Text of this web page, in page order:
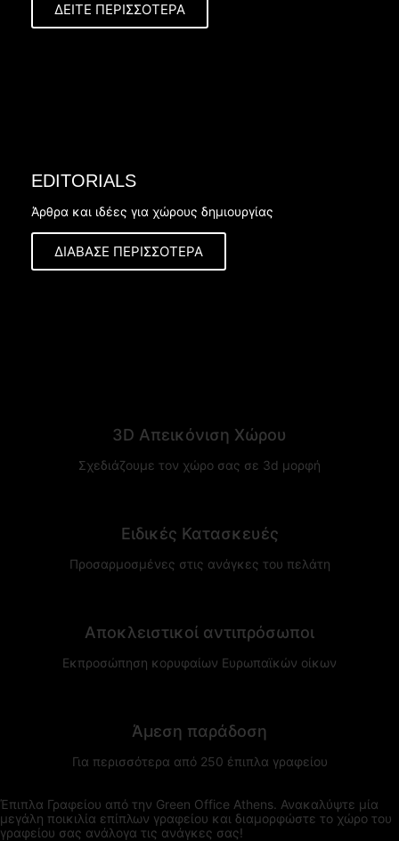
ΔΕΙΤΕ ΠΕΡΙΣΣΟΤΕΡΑ
EDITORIALS
Άρθρα και ιδέες για χώρους δημιουργίας
ΔΙΑΒΑΣΕ ΠΕΡΙΣΣΟΤΕΡΑ
3D Απεικόνιση Χώρου
Σχεδιάζουμε τον χώρο σας σε 3d μορφή
Ειδικές Κατασκευές
Προσαρμοσμένες στις ανάγκες του πελάτη
Αποκλειστικοί αντιπρόσωποι
Εκπροσώπηση κορυφαίων Ευρωπαϊκών οίκων
Άμεση παράδοση
Για περισσότερα από 250 έπιπλα γραφείου
Έπιπλα Γραφείου από την Green Office Athens. Ανακαλύψτε μία
μεγάλη ποικιλία επίπλων γραφείου και διαμορφώστε το χώρο του
γραφείου σας ανάλογα τις ανάγκες σας!